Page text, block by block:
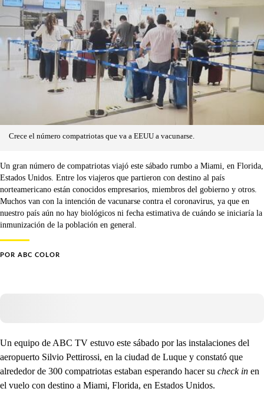
Crece el número compatriotas que va a EEUU a vacunarse.
Un gran número de compatriotas viajó este sábado rumbo a Miami, en Florida,
Estados Unidos. Entre los viajeros que partieron con destino al país
norteamericano están conocidos empresarios, miembros del gobierno y otros.
Muchos van con la intención de vacunarse contra el coronavirus, ya que en
nuestro país aún no hay biológicos ni fecha estimativa de cuándo se iniciaría la
inmunización de la población en general.
POR ABC COLOR
Un equipo de ABC TV estuvo este sábado por las instalaciones del
aeropuerto Silvio Pettirossi, en la ciudad de Luque y constató que
alrededor de 300 compatriotas estaban esperando hacer su check in en
el vuelo con destino a Miami, Florida, en Estados Unidos.